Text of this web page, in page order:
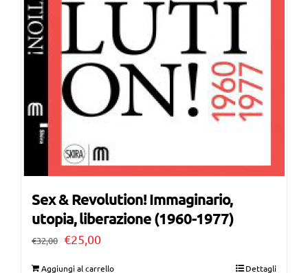
Sex & Revolution! Immaginario,
utopia, liberazione (1960-1977)
€32,00 Il
€25,00Il
Aggiungi al carrello Dettagli